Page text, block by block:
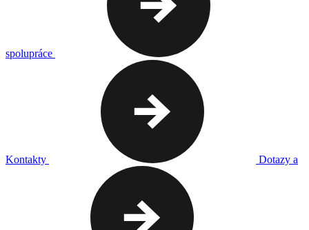
spolupráce
Kontakty Dotazy a